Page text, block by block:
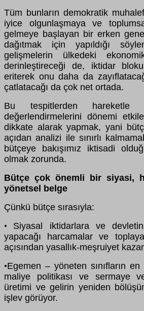
Tüm bunların demokratik
iyice olgunlaşmaya ve
gelmeye başlayan bir erken
dağıtmak için yapıldığı
gelişmelerin ülkedeki
derinleştireceği de, iktidar
eriterek onu daha da
çatlatacağı da çok net ortada.
Bu tespitlerden
değerlendirmelerini dönemi
dikkate alarak yapmak, yani
açıdan analizi ile sınırlı
bütçeye bakışımız iktisadi
olmak zorunda.
Bütçe çok önemli bir siyasi,
yönetsel belge
Çünkü bütçe sırasıyla:
• Siyasal iktidarlara ve
yapacağı harcamalar ve
açısından yasallık-meşruiyet
•Egemen – yöneten sınıfların
maliye politikası ve sermaye
üretimi ve gelirin yeniden
işlev görüyor.